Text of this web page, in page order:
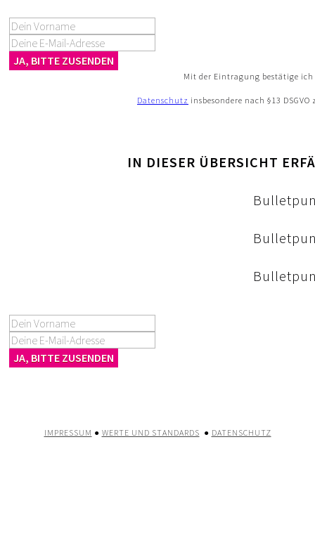
JA, BITTE ZUSENDEN
Mit der Eintragung bestätige
Datenschutz insbesondere nach §13
IN DIESER ÜBERSICHT
JA, BITTE ZUSENDEN
IMPRESSUM ● WERTE UND STANDARDS ● DATENSCHUTZ